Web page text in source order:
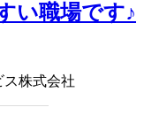
い職場です♪
ス株式会社